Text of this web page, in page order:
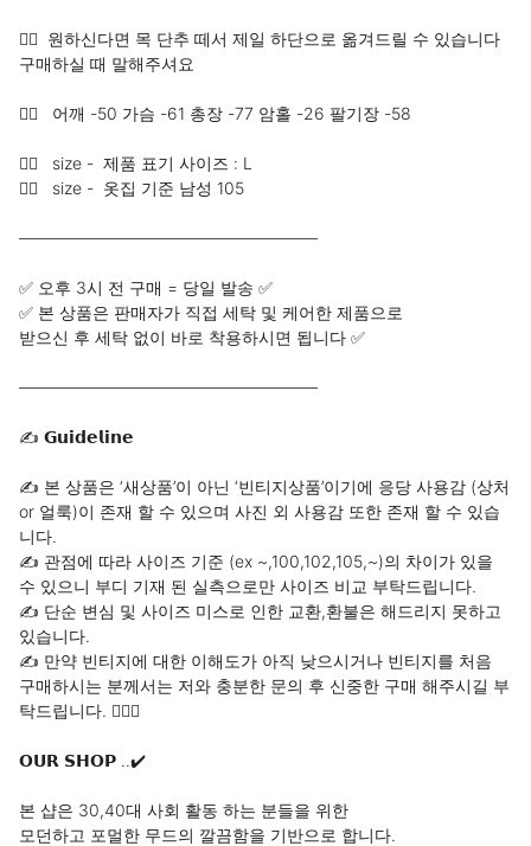
✍🏻  원하신다면 목 단추 떼서 제일 하단으로 옮겨드릴 수 있습니다
구매하실 때 말해주셔요
✍🏻   어깨 -50 가슴 -61 총장 -77 암홀 -26 팔기장 -58
✍🏻   size -  제품 표기 사이즈 : L
✍🏻   size -  옷집 기준 남성 105
——————————————————
✅ 오후 3시 전 구매 = 당일 발송 ✅
✅ 본 상품은 판매자가 직접 세탁 및 케어한 제품으로
받으신 후 세탁 없이 바로 착용하시면 됩니다 ✅
——————————————————
✍ 𝗚𝘂𝗶𝗱𝗲𝗹𝗶𝗻𝗲
✍ 본 상품은 ‘새상품’이 아닌 ‘빈티지상품’이기에 응당 사용감 (상처
or 얼룩)이 존재 할 수 있으며 사진 외 사용감 또한 존재 할 수 있습
니다.
✍ 관점에 따라 사이즈 기준 (ex ~,100,102,105,~)의 차이가 있을
수 있으니 부디 기재 된 실측으로만 사이즈 비교 부탁드립니다.
✍ 단순 변심 및 사이즈 미스로 인한 교환,환불은 해드리지 못하고
있습니다.
✍ 만약 빈티지에 대한 이해도가 아직 낮으시거나 빈티지를 처음
구매하시는 분께서는 저와 충분한 문의 후 신중한 구매 해주시길 부
탁드립니다. 🙇🏻‍♂
𝗢𝗨𝗥 𝗦𝗛𝗢𝗣 ..✔️
본 샵은 30,40대 사회 활동 하는 분들을 위한
모던하고 포멀한 무드의 깔끔함을 기반으로 합니다.